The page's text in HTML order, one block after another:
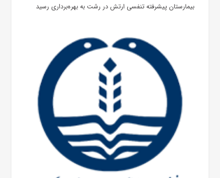
بیمارستان پیشرفته تنفسی ارتش در رشت به بهره‌برداری رسید